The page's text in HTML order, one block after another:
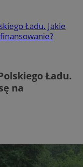
Ładu. Jakie
Ładu.
na